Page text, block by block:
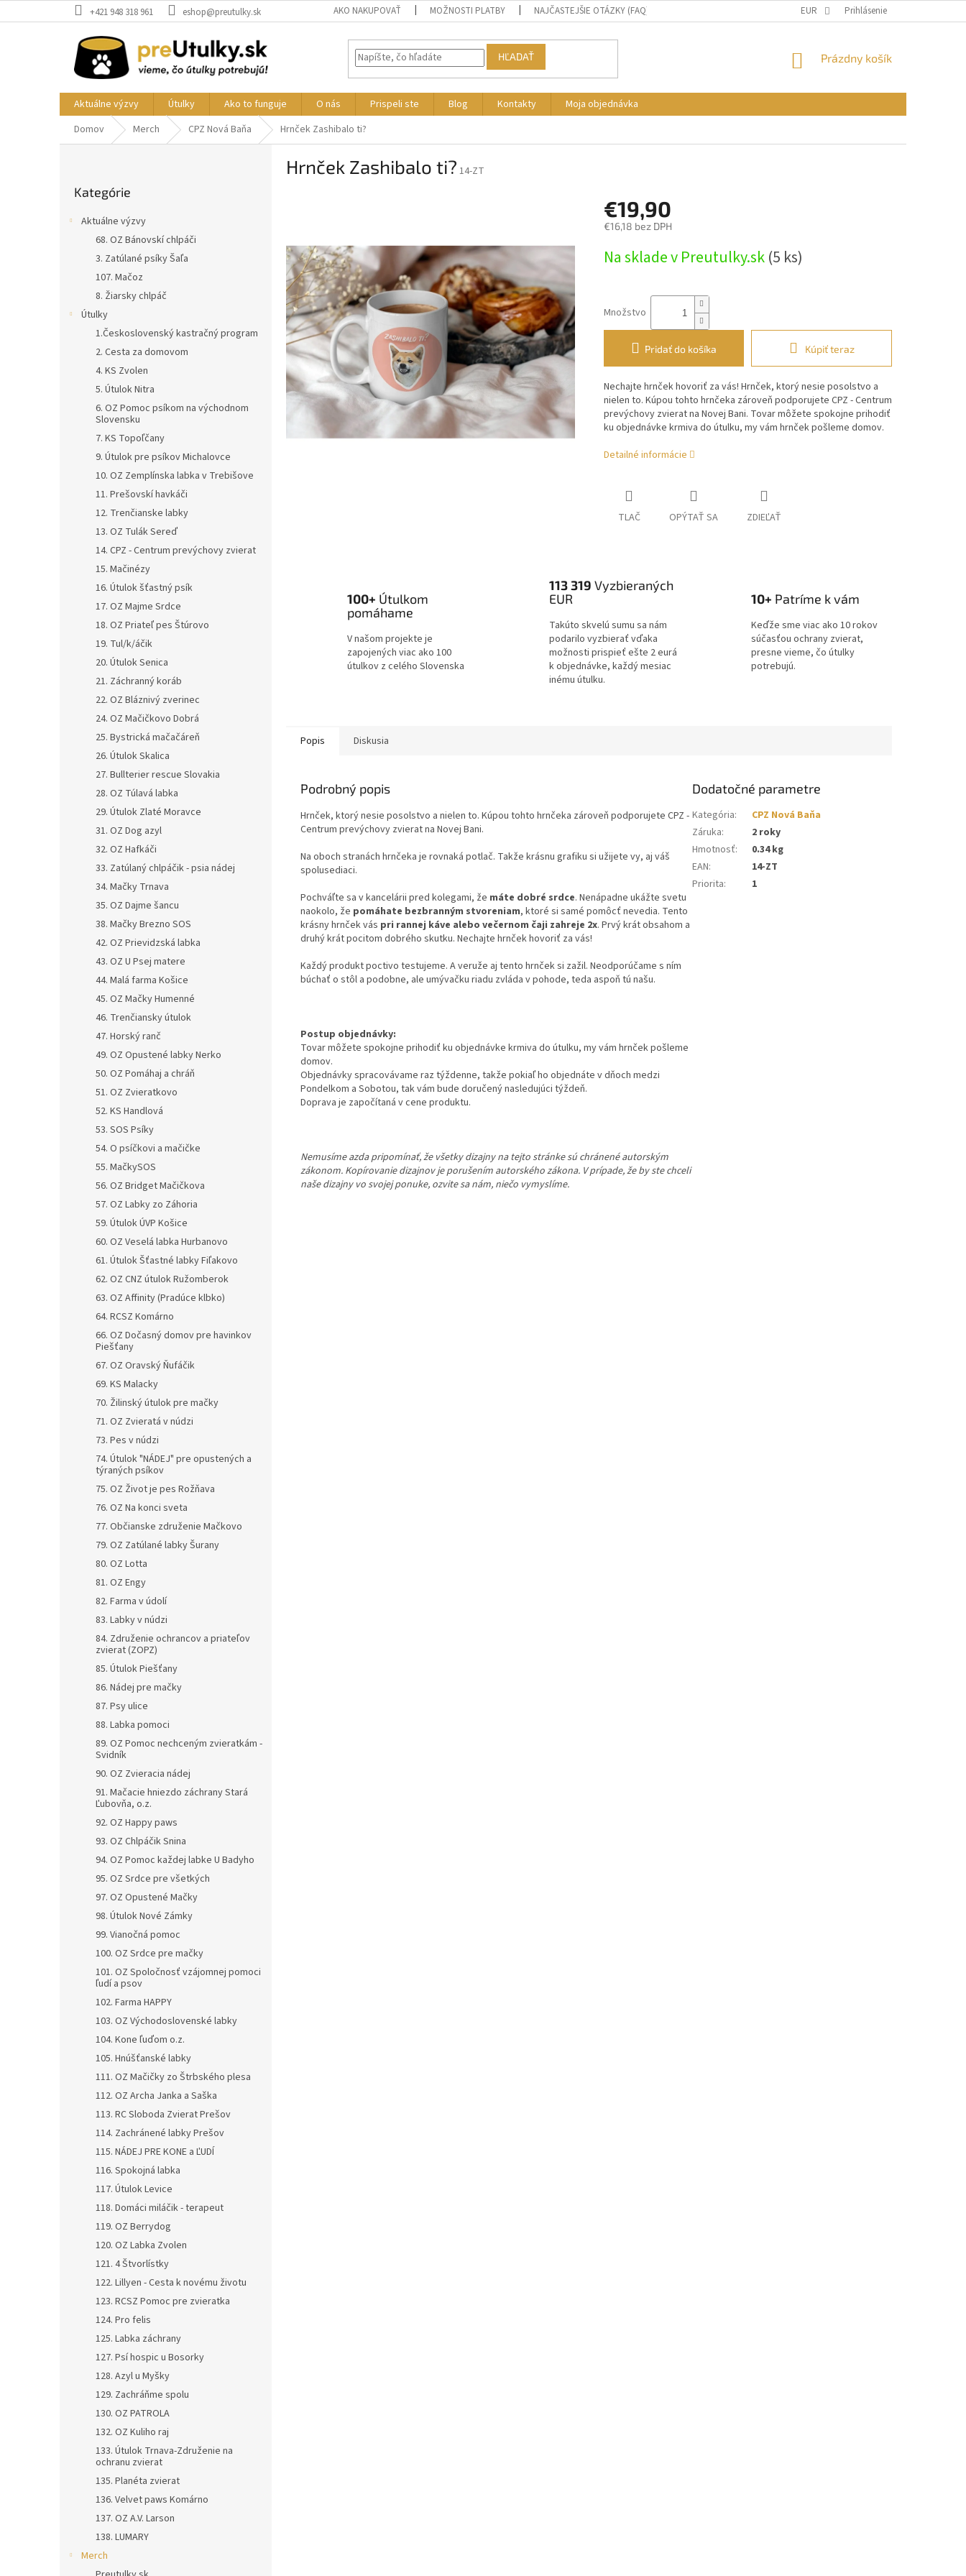
na
+421 948 318 961 eshop@preutulky.sk AKO NAKUPOVAŤ MOŽNOSTI PLATBY NAJČASTEJŠIE OTÁZKY (FAQ) PODMIENKY OCHRANY OSOBNÝCH
EUR Prihlásenie
HĽADAŤ
NÁKUPNÝ
Prázdny košík
Aktuálne výzvy Útulky Ako to funguje O nás Prispeli ste Blog Kontakty
Moja objednávka
Domov
Merch CPZ Nová Baňa Hrnček Zashibalo ti?
kategórie
Kategórie
Aktuálne výzvy
68. OZ Bánovskí chlpáči
3. Zatúlané psíky Šaľa
107. Mačoz
8. Žiarsky chlpáč
Útulky
1.Československý kastračný program
2. Cesta za domovom
4. KS Zvolen
5. Útulok Nitra
6. OZ Pomoc psíkom na východnom
Slovensku
7. KS Topoľčany
9. Útulok pre psíkov Michalovce
10. OZ Zemplínska labka v Trebišove
11. Prešovskí havkáči
12. Trenčianske labky
13. OZ Tulák Sereď
14. CPZ - Centrum prevýchovy zvierat
15. Mačinézy
16. Útulok šťastný psík
17. OZ Majme Srdce
18. OZ Priateľ pes Štúrovo
19. Tul/k/áčik
20. Útulok Senica
21. Záchranný koráb
22. OZ Bláznivý zverinec
24. OZ Mačičkovo Dobrá
25. Bystrická mačačáreň
26. Útulok Skalica
27. Bullterier rescue Slovakia
28. OZ Túlavá labka
29. Útulok Zlaté Moravce
31. OZ Dog azyl
32. OZ Hafkáči
33. Zatúlaný chlpáčik - psia nádej
34. Mačky Trnava
35. OZ Dajme šancu
38. Mačky Brezno SOS
42. OZ Prievidzská labka
43. OZ U Psej matere
44. Malá farma Košice
45. OZ Mačky Humenné
46. Trenčiansky útulok
47. Horský ranč
49. OZ Opustené labky Nerko
50. OZ Pomáhaj a chráň
51. OZ Zvieratkovo
52. KS Handlová
53. SOS Psíky
54. O psíčkovi a mačičke
55. MačkySOS
56. OZ Bridget Mačičkova
57. OZ Labky zo Záhoria
59. Útulok ÚVP Košice
60. OZ Veselá labka Hurbanovo
61. Útulok Šťastné labky Fiľakovo
62. OZ CNZ útulok Ružomberok
63. OZ Affinity (Pradúce klbko)
64. RCSZ Komárno
66. OZ Dočasný domov pre havinkov
Piešťany
67. OZ Oravský Ňufáčik
69. KS Malacky
70. Žilinský útulok pre mačky
71. OZ Zvieratá v núdzi
73. Pes v núdzi
74. Útulok "NÁDEJ" pre opustených a
týraných psíkov
75. OZ Život je pes Rožňava
76. OZ Na konci sveta
77. Občianske združenie Mačkovo
79. OZ Zatúlané labky Šurany
80. OZ Lotta
81. OZ Engy
82. Farma v údolí
83. Labky v núdzi
84. Združenie ochrancov a priateľov
zvierat (ZOPZ)
85. Útulok Piešťany
86. Nádej pre mačky
87. Psy ulice
88. Labka pomoci
89. OZ Pomoc nechceným zvieratkám -
Svidník
90. OZ Zvieracia nádej
91. Mačacie hniezdo záchrany Stará
Ľubovňa, o.z.
92. OZ Happy paws
93. OZ Chlpáčik Snina
94. OZ Pomoc každej labke U Badyho
95. OZ Srdce pre všetkých
97. OZ Opustené Mačky
98. Útulok Nové Zámky
99. Vianočná pomoc
100. OZ Srdce pre mačky
101. OZ Spoločnosť vzájomnej pomoci
ľudí a psov
102. Farma HAPPY
103. OZ Východoslovenské labky
104. Kone ľuďom o.z.
105. Hnúšťanské labky
111. OZ Mačičky zo Štrbského plesa
112. OZ Archa Janka a Saška
113. RC Sloboda Zvierat Prešov
114. Zachránené labky Prešov
115. NÁDEJ PRE KONE a ĽUDÍ
116. Spokojná labka
117. Útulok Levice
118. Domáci miláčik - terapeut
119. OZ Berrydog
120. OZ Labka Zvolen
121. 4 Štvorlístky
122. Lillyen - Cesta k novému životu
123. RCSZ Pomoc pre zvieratka
124. Pro felis
125. Labka záchrany
127. Psí hospic u Bosorky
128. Azyl u Myšky
129. Zachráňme spolu
130. OZ PATROLA
132. OZ Kuliho raj
133. Útulok Trnava-Združenie na
ochranu zvierat
135. Planéta zvierat
136. Velvet paws Komárno
137. OZ A.V. Larson
138. LUMARY
Merch
Hrnček Zashibalo ti? 14-ZT
€19,90
€16,18 bez DPH
cena:
Na sklade v Preutulky.sk(5 ks)
Množstvo
Pridať do košíka Kúpiť teraz
Nechajte hrnček hovoriť za vás! Hrnček, ktorý nesie posolstvo a
nielen to. Kúpou tohto hrnčeka zároveň podporujete CPZ - Centrum
prevýchovy zvierat na Novej Bani. Tovar môžete spokojne prihodiť
ku objednávke krmiva do útulku, my vám hrnček pošleme domov.
Detailné informácie
TLAČ OPÝTAŤ SA ZDIEĽAŤ
100+ Útulkom
pomáhame
V našom projekte je
zapojených viac ako 100
útulkov z celého Slovenska
113 319 Vyzbieraných
EUR
Takúto skvelú sumu sa nám
podarilo vyzbierať vďaka
možnosti prispieť ešte 2 eurá
k objednávke, každý mesiac
inému útulku.
10+ Patríme k vám
Keďže sme viac ako 10 rokov
súčasťou ochrany zvierat,
presne vieme, čo útulky
potrebujú.
Popis Diskusia
Podrobný popis
Hrnček, ktorý nesie posolstvo a nielen to. Kúpou tohto hrnčeka zároveň podporujete CPZ -
Centrum prevýchovy zvierat na Novej Bani.
Na oboch stranách hrnčeka je rovnaká potlač. Takže krásnu grafiku si užijete vy, aj váš
spolusediaci.
Pochváľte sa v kancelárii pred kolegami, že máte dobré srdce. Nenápadne ukážte svetu
naokolo, že pomáhate bezbranným stvoreniam, ktoré si samé pomôcť nevedia. Tento
krásny hrnček vás pri rannej káve alebo večernom čaji zahreje 2x. Prvý krát obsahom a
druhý krát pocitom dobrého skutku. Nechajte hrnček hovoriť za vás!
Každý produkt poctivo testujeme. A veruže aj tento hrnček si zažil. Neodporúčame s ním
búchať o stôl a podobne, ale umývačku riadu zvláda v pohode, teda aspoň tú našu.
Postup objednávky:
Tovar môžete spokojne prihodiť ku objednávke krmiva do útulku, my vám hrnček pošleme
domov.
Objednávky spracovávame raz týždenne, takže pokiaľ ho objednáte v dňoch medzi
Pondelkom a Sobotou, tak vám bude doručený nasledujúci týždeň.
Doprava je započítaná v cene produktu.
Nemusíme azda pripomínať, že všetky dizajny na tejto stránke sú chránené autorským
zákonom. Kopírovanie dizajnov je porušením autorského zákona. V prípade, že by ste chceli
naše dizajny vo svojej ponuke, ozvite sa nám, niečo vymyslíme.
Dodatočné parametre
Kategória:
CPZ Nová Baňa
Záruka:
2 roky
Hmotnosť:
0.34 kg
EAN:
14-ZT
Priorita: 1